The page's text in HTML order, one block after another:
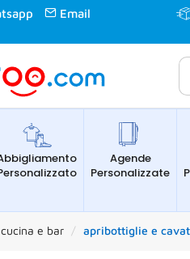
Email
Agende
Personalizzate
cucina e bar apribottiglie e